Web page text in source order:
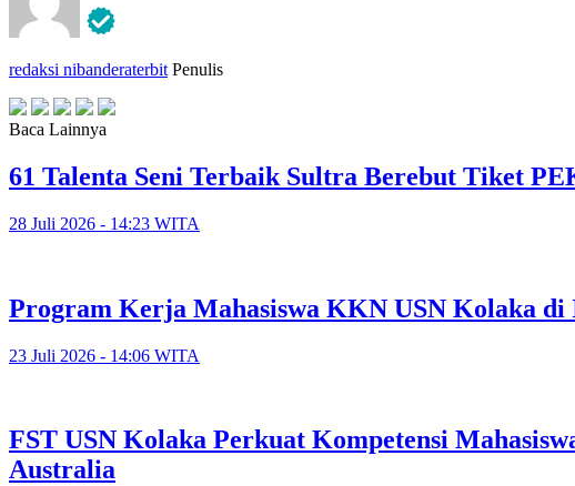
redaksi nibanderaterbit Penulis
Baca Lainnya
61 Talenta Seni Terbaik Sultra Berebut Tiket
28 Juli 2026 - 14:23 WITA
Program Kerja Mahasiswa KKN USN Kolaka di
23 Juli 2026 - 14:06 WITA
FST USN Kolaka Perkuat Kompetensi
Australia